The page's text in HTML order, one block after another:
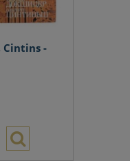
Cintins -